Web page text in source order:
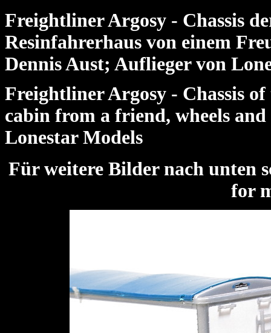
Freightliner Argosy - Chassis
Resinfahrerhaus von einem
Dennis Aust; Auflieger von
Freightliner Argosy - Chassis
cabin from a friend, wheels
Lonestar Models
Für weitere Bilder nach
for